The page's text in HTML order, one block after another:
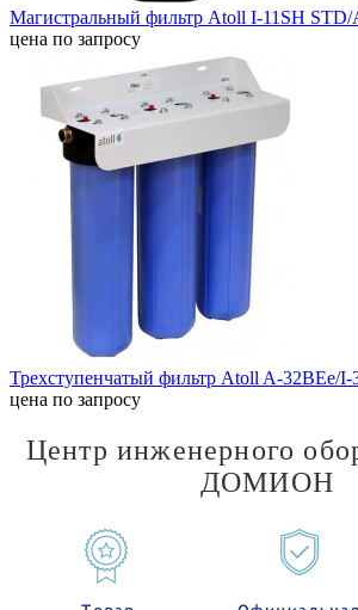
Магистральный фильтр Atoll I-11SH STD/
цена по запросу
Трехступенчатый фильтр Atoll A-32BEe/I-
цена по запросу
Центр инженерного
ДОМИОН